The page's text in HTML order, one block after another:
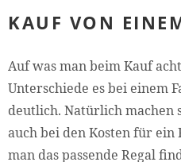
KAUF VON
Auf was man beim Kauf
Unterschiede es bei einem
deutlich. Natürlich machen
auch bei den Kosten für ein
man das passende Regal